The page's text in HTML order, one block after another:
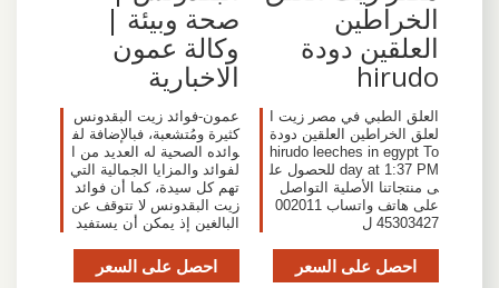
الخراطين
العلقين دودة
hirudo
‎العلق الطبي في مصر زيت ا
لعلق الخراطين العلقين دودة
hirudo leeches in egypt‎ To
day at 1:37 PM للحصول عل
ى منتجاتنا الأصلية التواصل
على هاتف واتساب 002011
45303427 ل
احصل على السعر
صحة وبيئة |
وكالة عمون
الاخبارية
عمون-فوائد زيت البقدونس
كثيرة ومُتشعبة، فبالإضافة لف
وائده الصحية له العديد من ا
لفوائد والمزايا الجمالية التي
تهم كل سيدة، كما أن فوائد
زيت البقدونس لا تتوقف عن
البالغين إذ يمكن أن يستفيد
احصل على السعر